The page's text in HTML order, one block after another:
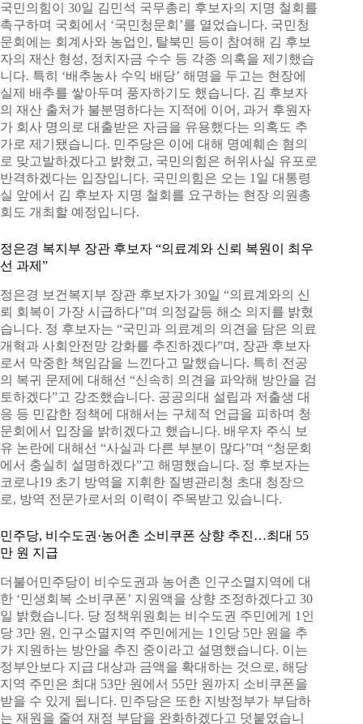
국민의힘이 30일 김민석 국무총리 후보자의 지명 철회를
촉구하며 국회에서 ‘국민청문회’를 열었습니다. 국민청
문회에는 회계사와 농업인, 탈북민 등이 참여해 김 후보
자의 재산 형성, 정치자금 수수 등 각종 의혹을 제기했습
니다. 특히 ‘배추농사 수익 배당’ 해명을 두고는 현장에
실제 배추를 쌓아두며 풍자하기도 했습니다. 김 후보자
의 재산 출처가 불분명하다는 지적에 이어, 과거 후원자
가 회사 명의로 대출받은 자금을 유용했다는 의혹도 추
가로 제기됐습니다. 민주당은 이에 대해 명예훼손 혐의
로 맞고발하겠다고 밝혔고, 국민의힘은 허위사실 유포로
반격하겠다는 입장입니다. 국민의힘은 오는 1일 대통령
실 앞에서 김 후보자 지명 철회를 요구하는 현장 의원총
회도 개최할 예정입니다.
정은경 복지부 장관 후보자 “의료계와 신뢰 복원이 최우
선 과제”
정은경 보건복지부 장관 후보자가 30일 “의료계와의 신
뢰 회복이 가장 시급하다”며 의정갈등 해소 의지를 밝혔
습니다. 정 후보자는 “국민과 의료계의 의견을 담은 의료
개혁과 사회안전망 강화를 추진하겠다”며, 장관 후보자
로서 막중한 책임감을 느낀다고 말했습니다. 특히 전공
의 복귀 문제에 대해선 “신속히 의견을 파악해 방안을 검
토하겠다”고 강조했습니다. 공공의대 설립과 저출생 대
응 등 민감한 정책에 대해서는 구체적 언급을 피하며 청
문회에서 입장을 밝히겠다고 했습니다. 배우자 주식 보
유 논란에 대해선 “사실과 다른 부분이 많다”며 “청문회
에서 충실히 설명하겠다”고 해명했습니다. 정 후보자는
코로나19 초기 방역을 지휘한 질병관리청 초대 청장으
로, 방역 전문가로서의 이력이 주목받고 있습니다.
민주당, 비수도권·농어촌 소비쿠폰 상향 추진…최대 55
만 원 지급
더불어민주당이 비수도권과 농어촌 인구소멸지역에 대
한 ‘민생회복 소비쿠폰’ 지원액을 상향 조정하겠다고 30
일 밝혔습니다. 당 정책위원회는 비수도권 주민에게 1인
당 3만 원, 인구소멸지역 주민에게는 1인당 5만 원을 추
가 지원하는 방안을 추진 중이라고 설명했습니다. 이는
정부안보다 지급 대상과 금액을 확대하는 것으로, 해당
지역 주민은 최대 53만 원에서 55만 원까지 소비쿠폰을
받을 수 있게 됩니다. 민주당은 또한 지방정부가 부담하
는 재원을 줄여 재정 부담을 완화하겠다고 덧붙였습니